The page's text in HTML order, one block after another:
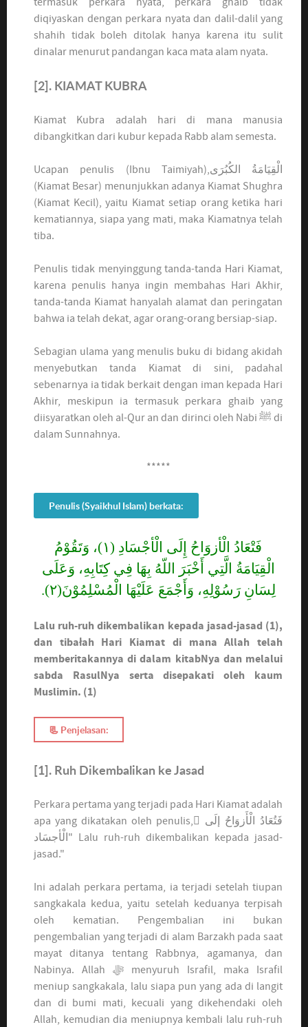
diqiyaskan dengan perkara nyata dan dalil-dalil yang
shahih tidak boleh ditolak hanya karena itu sulit
dinalar menurut pandangan kaca mata alam nyata.
[2]. KIAMAT KUBRA
Kiamat Kubra adalah hari di mana manusia
dibangkitkan dari kubur kepada Rabb alam semesta.
Ucapan penulis (Ibnu Taimiyah),الْقِيَامَةُ الكُبُرَى
(Kiamat Besar) menunjukkan adanya Kiamat Shughra
(Kiamat Kecil), yaitu Kiamat setiap orang ketika hari
kematiannya, siapa yang mati, maka Kiamatnya telah
tiba.
Penulis tidak menyinggung tanda-tanda Hari Kiamat,
karena penulis hanya ingin membahas Hari Akhir,
tanda-tanda Kiamat hanyalah alamat dan peringatan
bahwa ia telah dekat, agar orang-orang bersiap-siap.
Sebagian ulama yang menulis buku di bidang akidah
menyebutkan tanda Kiamat di sini, padahal
sebenarnya ia tidak berkait dengan iman kepada Hari
Akhir, meskipun ia termasuk perkara ghaib yang
diisyaratkan oleh al-Qur an dan dirinci oleh Nabi ﷺ di
dalam Sunnahnya.
*****
Penulis (Syaikhul Islam) berkata:
فَتْعَادُ الْأزوَاحُ إِلَى الْأجْسَادِ (١)، وَتَقُوْمُ
الْقِيَامَةُ الَّتِي أَخْبَرَ اللّهُ بِهَا فِي كِتَابِهِ، وَعَلَى
لِسَانِ رَسُوْلِهِ، وَأَجْمَعَ عَلَيْهَا الْمُسْلِمُوْنَ(٢).
Lalu ruh-ruh dikembalikan kepada jasad-jasad (1),
dan tibałah Hari Kiamat di mana Allah telah
memberitakannya di dalam kitabNya dan melalui
sabda RasulNya serta disepakati oleh kaum
Muslimin. (1)
📃 Penjelasan:
[1]. Ruh Dikembalikan ke Jasad
Perkara pertama yang terjadi pada Hari Kiamat adalah
apa yang dikatakan oleh penulis, ِ فَتُعَادُ الْأَزوَاحُ إلَى
الْأجسَاد " Lalu ruh-ruh dikembalikan kepada jasad-
jasad."
Ini adalah perkara pertama, ia terjadi setelah tiupan
sangkakala kedua, yaitu setelah keduanya terpisah
oleh kematian. Pengembalian ini bukan
pengembalian yang terjadi di alam Barzakh pada saat
mayat ditanya tentang Rabbnya, agamanya, dan
Nabinya. Allah ﷻ menyuruh Israfil, maka Israfil
meniup sangkakala, lalu siapa pun yang ada di langit
dan di bumi mati, kecuali yang dikehendaki oleh
Allah, kemudian dia meniupnya kembali lalu ruh-ruh